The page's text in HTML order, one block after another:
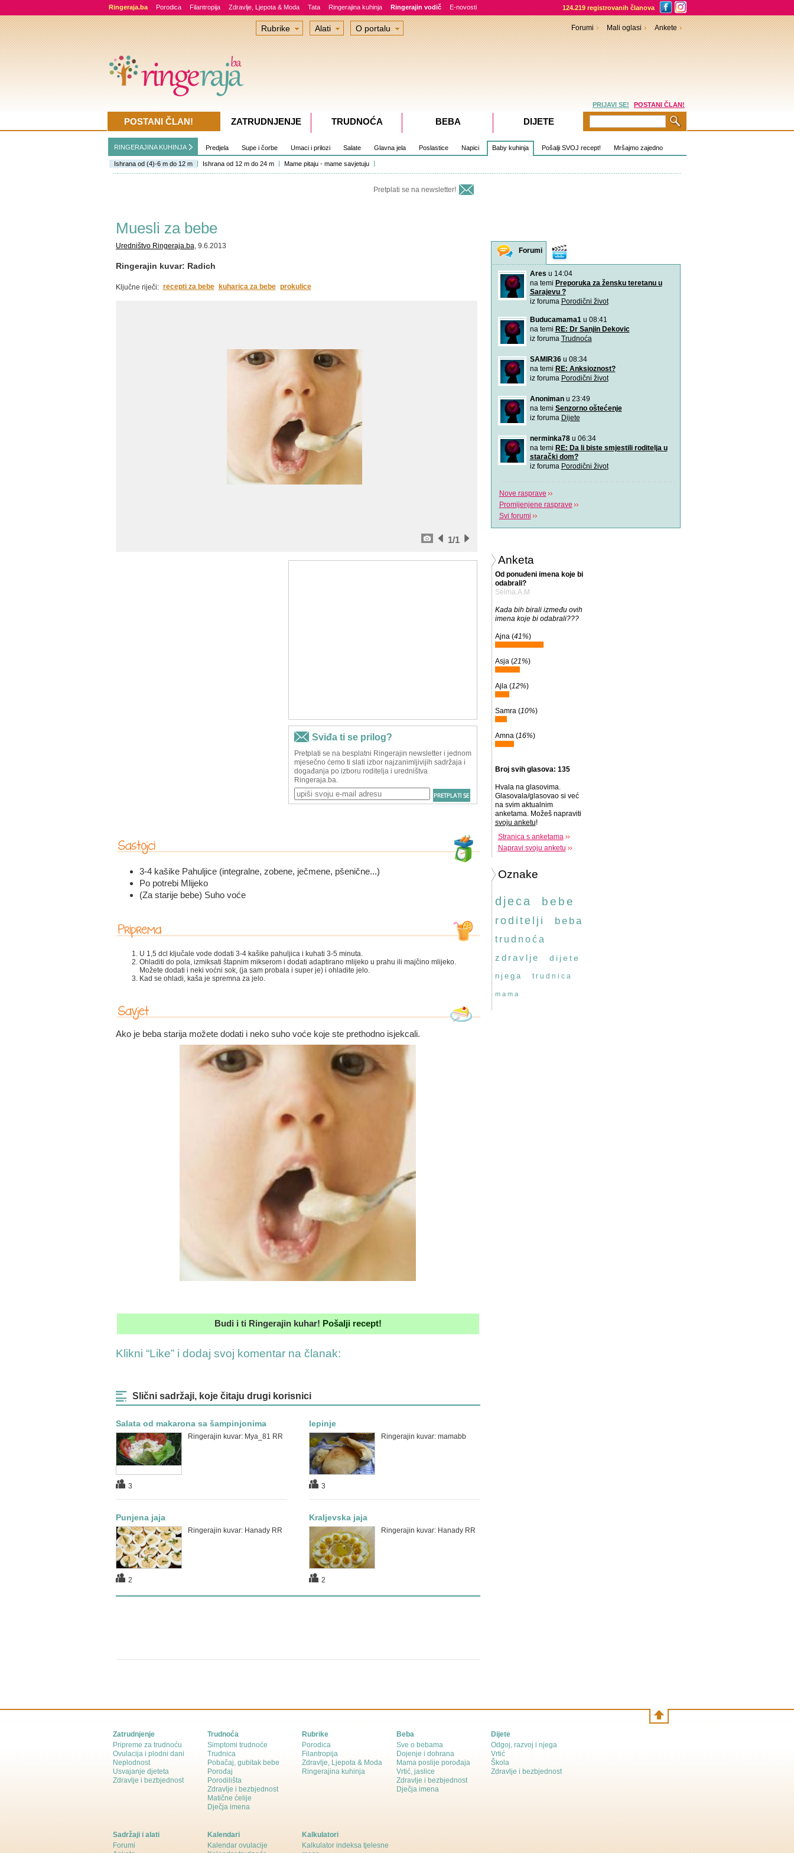
Ringeraja.ba Porodica Filantropija Zdravlje, Ljepota & Moda Tata Ringerajina kuhinja Ringerajin vodič E-novosti 124.219 registrovanih članova
RINGERAJINA KUHINJA Predjela Supe i čorbe Umaci i prilozi Salate Glavna jela Poslastice Napici Baby kuhinja
Ishrana od (4)-6 m do 12 m Ishrana od 12 m do 24 m Mame pitaju - mame savjetuju
Pošalji SVOJ recept! Mršajmo zajedno
Pretplati se na newsletter!
Muesli za bebe
Uredništvo Ringeraja.ba, 9.6.2013
Ringerajin kuvar: Radich
Ključne riječi: recepti za bebe kuharica za bebe prokulice
/1
1
3-4 kašike Pahuljice (integralne, zobene, ječmene, pšenične...)
Po potrebi Mlijeko
(Za starije bebe) Suho voće
U 1,5 dcl ključale vode dodati 3-4 kašike pahuljica i kuhati 3-5 minuta.
Ohladiti do pola, izmiksati štapnim mikserom i dodati adaptirano mlijeko u prahu ili majčino mlijeko.
Možete dodati i neki voćni sok, (ja sam probala i super je) i ohladite jelo.
Kad se ohladi, kaša je spremna za jelo.
Ako je beba starija možete dodati i neko suho voće koje ste prethodno isjekcali.
Budi i ti Ringerajin kuhar! Pošalji recept!
Klikni “Like” i dodaj svoj komentar na članak:
Slični sadržaji, koje čitaju drugi korisnici
Salata od makarona sa šampinjonima
Ringerajin kuvar: Mya_81 RR
3
lepinje
Ringerajin kuvar: mamabb
3
Punjena jaja
Ringerajin kuvar: Hanady RR
2
Kraljevska jaja
Ringerajin kuvar: Hanady RR
2
Forumi
Ares u 14:04
na temi Preporuka za žensku teretanu u
Sarajevu ?
iz foruma Porodični život
Buducamama1u 08:41
na temi RE: Dr Sanjin Dekovic
iz foruma Trudnoća
SAMIR36u 08:34
na temi RE: Anksioznost?
iz foruma Porodični život
Anonimanu 23:49
na temi Senzorno oštećenje
iz foruma Dijete
nerminka78u 06:34
na temi RE: Da li biste smjestili roditelja u
starački dom?
iz foruma Porodični život
Nove rasprave
Promijenjene rasprave
Svi forumi
Anketa
Od ponuđeni imena koje bi
odabrali?
Selma.A.M
Kada bih birali između ovih
imena koje bi odabrali???
Ajna (41%)
Asja (21%)
Ajla (12%)
Samra (10%)
Amna (16%)
Broj svih glasova: 135
Hvala na glasovima.
Glasovala/glasovao si već
na svim aktualnim
anketama. Možeš napraviti
svoju anketu!
Stranica s anketama
Napravi svoju anketu
Oznake
djeca bebe
roditelji beba
trudnoća
zdravlje
dijete
njega trudnica
mama
Rubrike Alati O portalu Forumi Mali oglasi Ankete
PRIJAVI SE! POSTANI ČLAN!
POSTANI ČLAN! ZATRUDNJENJE TRUDNOĆA BEBA DIJETE
Zatrudnjenje
Pripreme za trudnoću
Ovulacija i plodni dani
Neplodnost
Usvajanje djeteta
Zdravlje i bezbjednost
Trudnoća
Simptomi trudnoće
Trudnica
Pobačaj, gubitak bebe
Porođaj
Porodilišta
Zdravlje i bezbjednost
Matične ćelije
Dječja imena
Rubrike
Porodica
Filantropija
Zdravlje, Ljepota & Moda
Ringerajina kuhinja
Beba
Sve o bebama
Dojenje i dohrana
Mama poslije porođaja
Vrtić, jaslice
Zdravlje i bezbjednost
Dječja imena
Dijete
Odgoj, razvoj i njega
Vrtić
Škola
Zdravlje i bezbjednost
Sadržaji i alati
Forumi
Kalendari
Kalendar ovulacije
Kalkulatori
Kalkulator indeksa tjelesne